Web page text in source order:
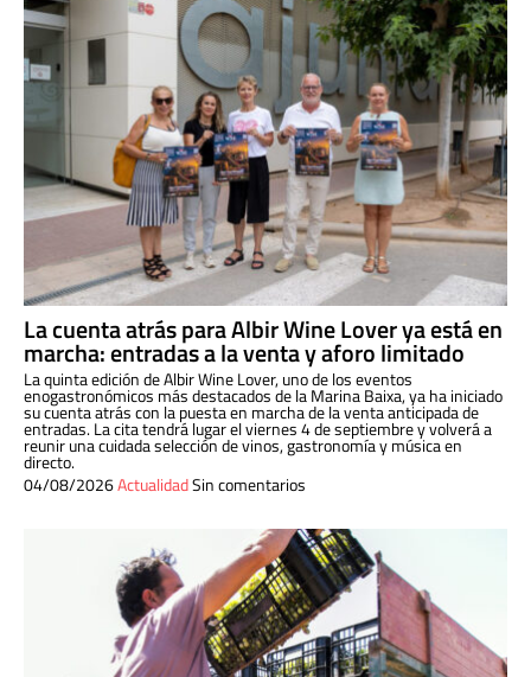
La cuenta atrás para Albir Wine Lover ya está en
marcha: entradas a la venta y aforo limitado
La quinta edición de Albir Wine Lover, uno de los eventos
enogastronómicos más destacados de la Marina Baixa, ya ha iniciado
su cuenta atrás con la puesta en marcha de la venta anticipada de
entradas. La cita tendrá lugar el viernes 4 de septiembre y volverá a
reunir una cuidada selección de vinos, gastronomía y música en
directo.
04/08/2026ActualidadSin comentarios